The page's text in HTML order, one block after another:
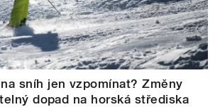
sníh jen vzpomínat? Změny
dopad na horská střediska